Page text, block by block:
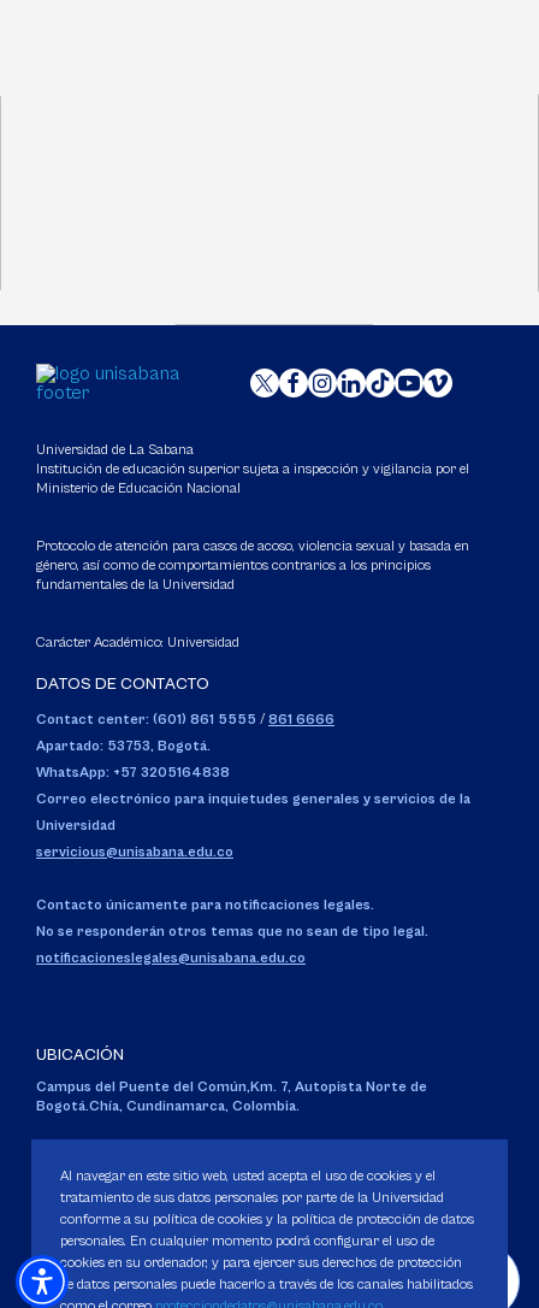
Universidad de La Sabana
Institución de educación superior sujeta a inspección y vigilancia por el
Ministerio de Educación Nacional
Protocolo de atención para casos de acoso, violencia sexual y basada en
género, así como de comportamientos contrarios a los principios
fundamentales de la Universidad
Carácter Académico: Universidad
DATOS DE CONTACTO
Contact center: (601) 861 5555 / 861 6666
Apartado: 53753, Bogotá.
WhatsApp: +57 3205164838
Correo electrónico para inquietudes generales y servicios de la
Universidad
servicious@unisabana.edu.co
Contacto únicamente para notificaciones legales.
No se responderán otros temas que no sean de tipo legal.
notificacioneslegales@unisabana.edu.co
UBICACIÓN
Campus del Puente del Común,Km. 7, Autopista Norte de
Bogotá.Chía, Cundinamarca, Colombia.
Personería Jurídica:Resolución 130 del 14 de enero de 1980.
Ministerio de Educación Nacional.
Al navegar en este sitio web, usted acepta el uso de cookies y el
tratamiento de sus datos personales por parte de la Universidad
conforme a su política de cookies y la política de protección de datos
personales. En cualquier momento podrá configurar el uso de
cookies en su ordenador, y para ejercer sus derechos de protección
de datos personales puede hacerlo a través de los canales habilitados